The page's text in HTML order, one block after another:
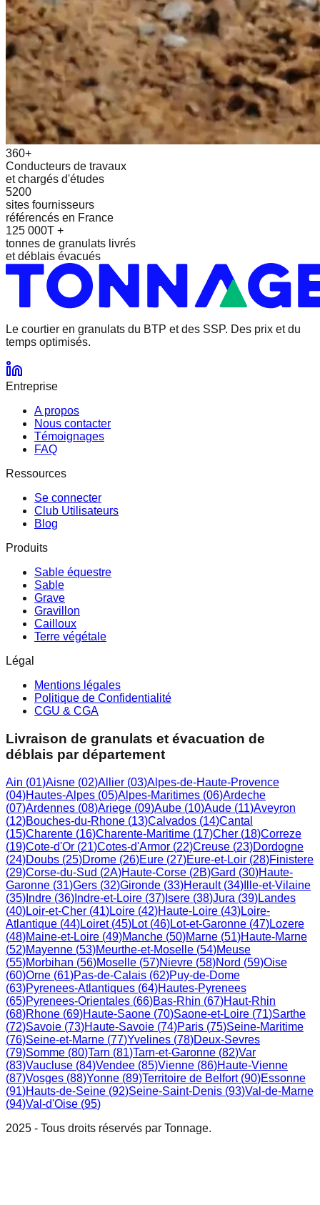
360+
Conducteurs de travaux
et chargés d'études
5200
sites fournisseurs
référencés en France
125 000T +
tonnes de granulats livrés
et déblais évacués
Le courtier en granulats du BTP et des SSP. Des prix et du
temps optimisés.
Entreprise
A propos
Nous contacter
Témoignages
FAQ
Ressources
Se connecter
Club Utilisateurs
Blog
Produits
Sable équestre
Sable
Grave
Gravillon
Cailloux
Terre végétale
Légal
Mentions légales
Politique de Confidentialité
CGU & CGA
Livraison de granulats et évacuation de
déblais par département
Ain (01)Aisne (02)Allier (03)Alpes-de-Haute-Provence
(04)Hautes-Alpes (05)Alpes-Maritimes (06)Ardeche
(07)Ardennes (08)Ariege (09)Aube (10)Aude (11)Aveyron
(12)Bouches-du-Rhone (13)Calvados (14)Cantal
(15)Charente (16)Charente-Maritime (17)Cher (18)Correze
(19)Cote-d'Or (21)Cotes-d'Armor (22)Creuse (23)Dordogne
(24)Doubs (25)Drome (26)Eure (27)Eure-et-Loir (28)Finistere
(29)Corse-du-Sud (2A)Haute-Corse (2B)Gard (30)Haute-
Garonne (31)Gers (32)Gironde (33)Herault(34) Ille-et-Vilaine
(35) Indre (36) Indre-et-Loire (37) Isere (38)Jura (39)Landes
(40)Loir-et-Cher (41)Loire (42)Haute-Loire (43)Loire-
Atlantique (44)Loiret(45)Lot(46)Lot-et-Garonne (47)Lozere
(48)Maine-et-Loire (49)Manche (50)Marne (51)Haute-Marne
(52)Mayenne (53)Meurthe-et-Moselle (54)Meuse
(55)Morbihan (56)Moselle (57)Nievre (58)Nord (59)Oise
(60)Orne (61)Pas-de-Calais (62)Puy-de-Dome
(63)Pyrenees-Atlantiques (64)Hautes-Pyrenees
(65)Pyrenees-Orientales (66)Bas-Rhin (67)Haut-Rhin
(68)Rhone (69)Haute-Saone (70)Saone-et-Loire (71)Sarthe
(72)Savoie (73)Haute-Savoie (74)Paris (75)Seine-Maritime
(76)Seine-et-Marne (77)Yvelines (78)Deux-Sevres
(79)Somme (80)Tarn (81)Tarn-et-Garonne (82)Var
(83)Vaucluse (84)Vendee (85)Vienne (86)Haute-Vienne
(87)Vosges (88)Yonne (89)Territoire de Belfort(90)Essonne
(91)Hauts-de-Seine (92)Seine-Saint-Denis (93)Val-de-Marne
(94)Val-d'Oise (95)
2025 - Tous droits réservés par Tonnage.